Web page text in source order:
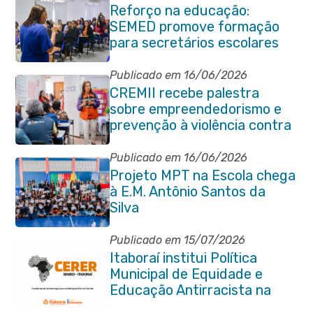
Reforço na educação:
SEMED promove formação
para secretários escolares
Publicado em 16/06/2026
CREMII recebe palestra
sobre empreendedorismo e
prevenção à violência contra
a pessoa idosa
Publicado em 16/06/2026
Projeto MPT na Escola chega
à E.M. Antônio Santos da
Silva
Publicado em 15/07/2026
Itaboraí institui Política
Municipal de Equidade e
Educação Antirracista na